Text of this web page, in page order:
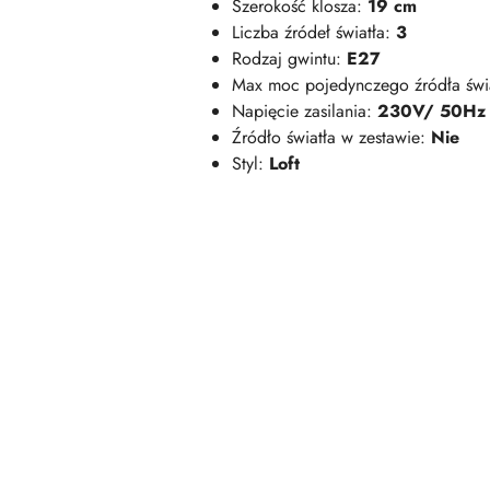
Szerokość klosza: 19 cm
Liczba źródeł światła: 3
Rodzaj gwintu: E27
Max moc pojedynczego źródła
Napięcie zasilania: 230V/ 50Hz
Źródło światła w zestawie: Nie
Styl: Loft